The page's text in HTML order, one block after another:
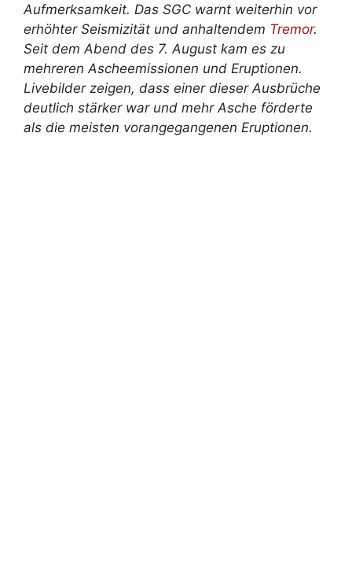
Aufmerksamkeit. Das SGC warnt weiterhin vor
erhöhter Seismizität und anhaltendem Tremor.
Seit dem Abend des 7. August kam es zu
mehreren Ascheemissionen und Eruptionen.
Livebilder zeigen, dass einer dieser Ausbrüche
deutlich stärker war und mehr Asche förderte
als die meisten vorangegangenen Eruptionen.